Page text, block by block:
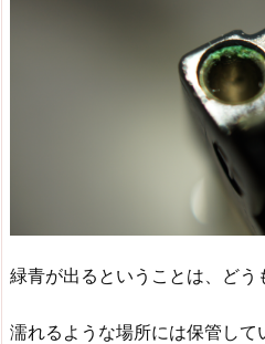
緑青が出るということは、どう
濡れるような場所には保管して